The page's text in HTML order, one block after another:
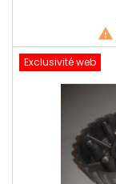

Exclusivité web